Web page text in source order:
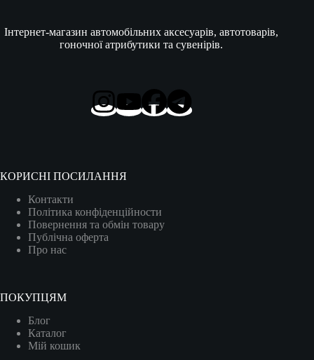
Інтернет-магазин автомобільних аксесуарів, автотоварів,
гоночної атрибутики та сувенірів.
КОРИСНІ ПОСИЛАННЯ
Контакти
Політика конфіденційности
Повернення та обмін товару
Публічна оферта
Про нас
ПОКУПЦЯМ
Блог
Каталог
Мій кошик